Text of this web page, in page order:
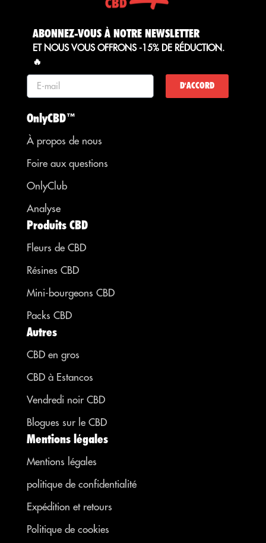
ABONNEZ-VOUS À NOTRE NEWSLETTER
ET NOUS VOUS OFFRONS -15% DE RÉDUCTION.
🔥
D'ACCORD
OnlyCBD™
À propos de nous
Foire aux questions
OnlyClub
Analyse
Produits CBD
Fleurs de CBD
Résines CBD
Mini-bourgeons CBD
Packs CBD
Autres
CBD en gros
CBD à Estancos
Vendredi noir CBD
Blogues sur le CBD
Mentions légales
Mentions légales
politique de confidentialité
Expédition et retours
Politique de cookies